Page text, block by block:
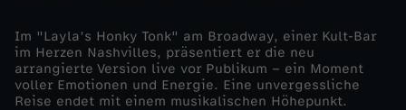
m
Im "Layla’s Honky Tonk" am Broadway, einer Kult-Bar
im Herzen Nashvilles, präsentiert er die neu
arrangierte Version live vor Publikum – ein Moment
voller Emotionen und Energie. Eine unvergessliche
Reise endet mit einem musikalischen Höhepunkt.